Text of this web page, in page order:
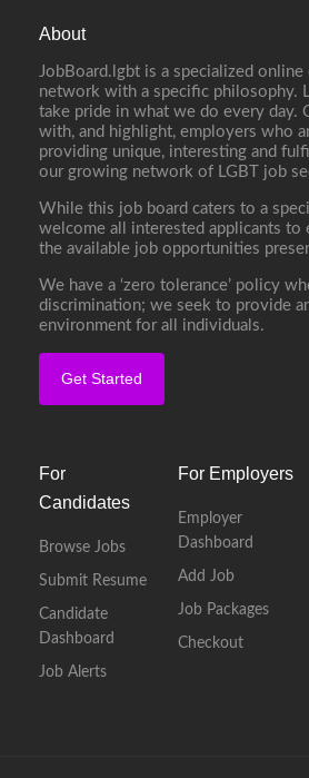
About
JobBoard.lgbt is a specialized
network with a specific philosophy.
take pride in what we do every day.
with, and highlight, employers who
providing unique, interesting and
our growing network of LGBT job
While this job board caters to a
welcome all interested applicants to
the available job opportunities
We have a ‘zero tolerance’ policy
discrimination; we seek to provide
environment for all individuals.
Get Started
For
Candidates
Browse Jobs
Submit Resume
Candidate
Dashboard
Job Alerts
For Employers
Employer
Dashboard
Add Job
Job Packages
Checkout